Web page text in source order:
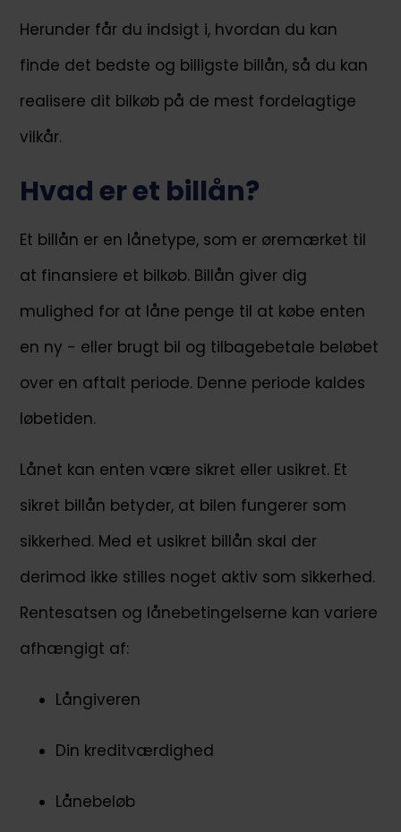
Herunder får du indsigt i, hvordan du kan
finde det bedste og billigste billån, så du kan
realisere dit bilkøb på de mest fordelagtige
vilkår.
Hvad er et billån?
Et billån er en lånetype, som er øremærket til
at finansiere et bilkøb. Billån giver dig
mulighed for at låne penge til at købe enten
en ny - eller brugt bil og tilbagebetale beløbet
over en aftalt periode. Denne periode kaldes
løbetiden.
Lånet kan enten være sikret eller usikret. Et
sikret billån betyder, at bilen fungerer som
sikkerhed. Med et usikret billån skal der
derimod ikke stilles noget aktiv som sikkerhed.
Rentesatsen og lånebetingelserne kan variere
afhængigt af:
Långiveren
Din kreditværdighed
Lånebeløb